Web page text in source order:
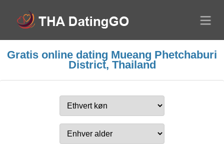
Gratis online dating Mueang Phetchaburi
District, Thailand